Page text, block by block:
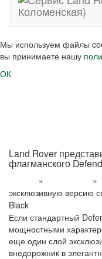
Мы используем файлы
вы принимаете нашу
ОК
Land Rover
флагманского
» »
эксклюзивную версию
Black
Если стандартный
мощностными
еще один слой
внедорожник в